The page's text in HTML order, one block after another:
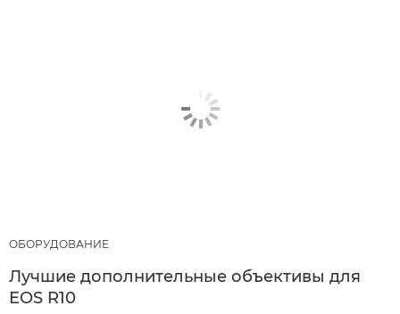
ОБОРУДОВАНИЕ
Лучшие дополнительные объективы для
EOS R10